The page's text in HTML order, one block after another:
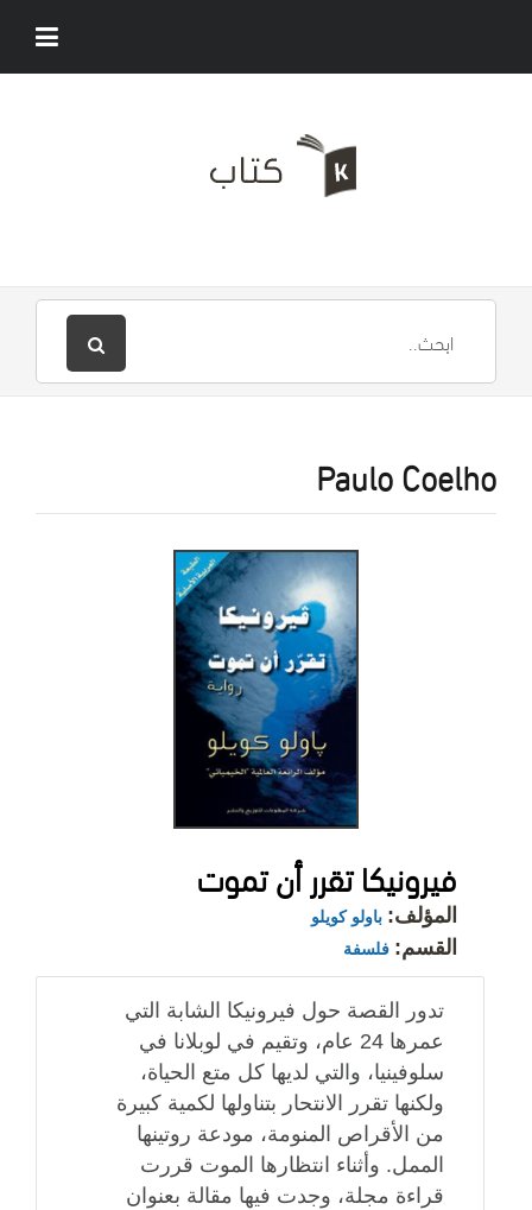
Paulo Coelho
فيرونيكا تقرر أن تموت
المؤلف: باولو كويلو
القسم: فلسفة
تدور القصة حول فيرونيكا الشابة التي
عمرها 24 عام، وتقيم في لوبلانا في
سلوفينيا، والتي لديها كل متع الحياة،
ولكنها تقرر الانتحار بتناولها لكمية كبيرة
من الأقراص المنومة، مودعة روتينها
الممل. وأثناء انتظارها الموت قررت
قراءة مجلة، وجدت فيها مقالة بعنوان